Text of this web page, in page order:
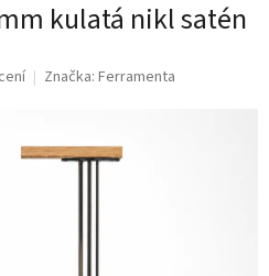
kulatá nikl satén
Značka: Ferramenta